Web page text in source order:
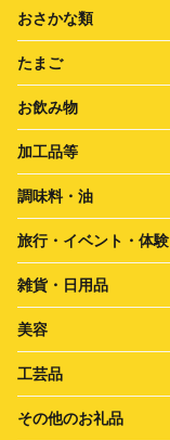
おさかな類
たまご
お飲み物
加工品等
調味料・油
旅行・イベント・体験
雑貨・日用品
美容
工芸品
その他のお礼品